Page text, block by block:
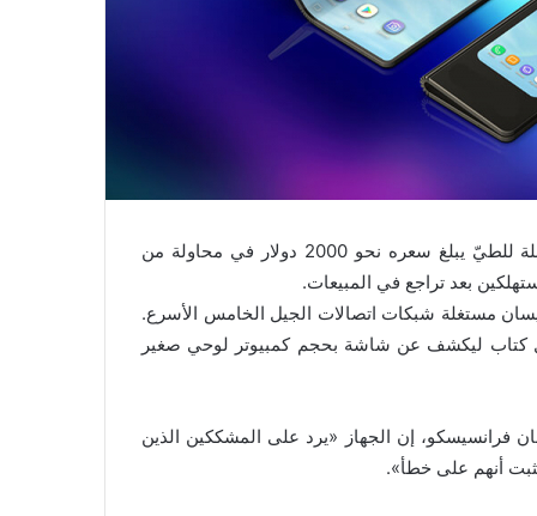
كشفت سامسونغ إلكترونيكس عن هاتف ذكي جديد بشاشة قابلة للطيّ يبلغ سعره نحو 2000 دولار في محاولة من
بعد تراجع في المبيعات.
الهاتف الجديد «غالاكسي فولد» في 26 أبريل/نيسان مستغلة شبكات اتصالات الجيل الخامس الأسرع.
مثل كتاب ليكشف عن شاشة بحجم كمبيوتر لوحي صغير
فرانسيسكو، إن الجهاز «يرد على المشككين الذين
أنهم على خطأ».